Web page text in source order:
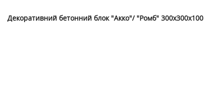
Декоративний бетонний блок "Акко"/ "Ромб" 300х300х100